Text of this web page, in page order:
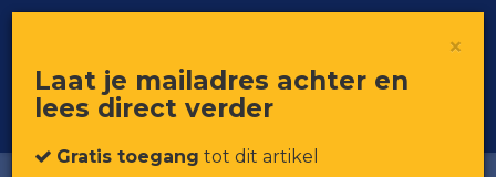
Voor professionals in retail & brands
Toggle
×
Laat je mailadres achter en
lees direct verder
Gratis toegang tot dit artikel